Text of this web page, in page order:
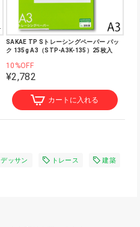
SAKAE TP Sトレーシングペーパー パッ
ク 135g A3（STP-A3K-135）25枚入
10%OFF
¥2,782
カートに入れる
デッサン トレース 建築